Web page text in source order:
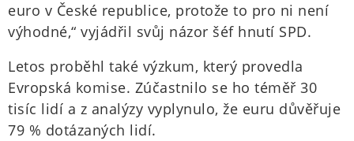
euro v České republice, protože to pro ni není
výhodné,“ vyjádřil svůj názor šéf hnutí SPD.
Letos proběhl také výzkum, který provedla
Evropská komise. Zúčastnilo se ho téměř 30
tisíc lidí a z analýzy vyplynulo, že euru důvěřuje
79 % dotázaných lidí.